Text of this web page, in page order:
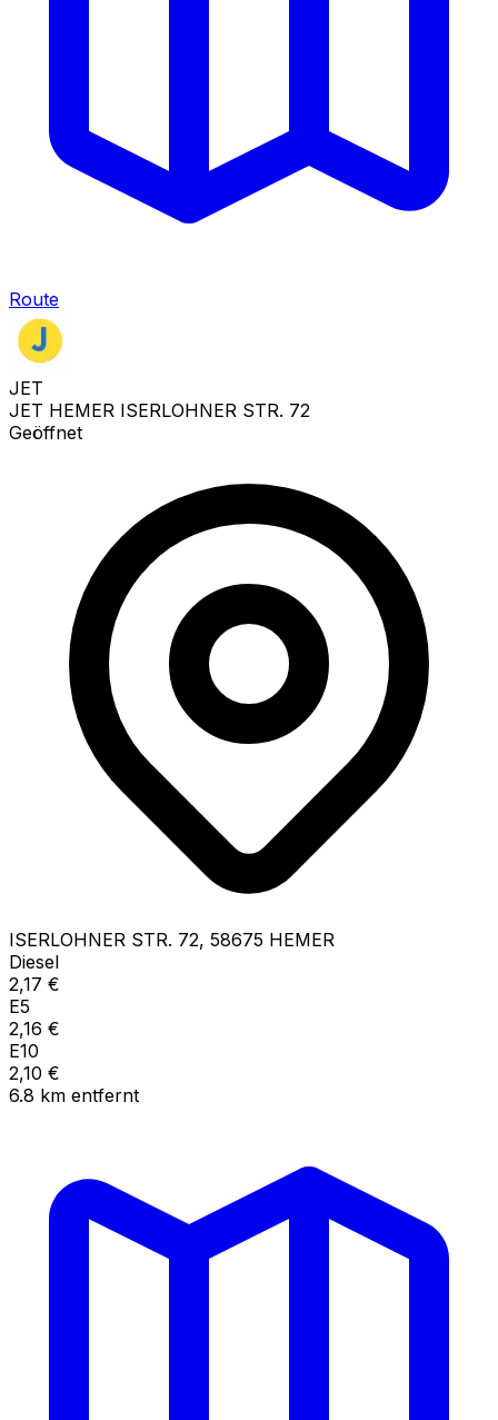
Route
JET
JET HEMER ISERLOHNER STR. 72
Geöffnet
ISERLOHNER STR. 72, 58675 HEMER
Diesel
2,17 €
E5
2,16 €
E10
2,10 €
6.8 km entfernt